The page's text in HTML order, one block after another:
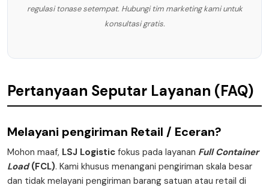
regulasi tonase setempat. Hubungi tim marketing kami untuk
konsultasi gratis.
Pertanyaan Seputar Layanan (FAQ)
Melayani pengiriman Retail / Eceran?
Mohon maaf, LSJ Logistic fokus pada layanan Full Container
Load(FCL). Kami khusus menangani pengiriman skala besar
dan tidak melayani pengiriman barang satuan atau retail di